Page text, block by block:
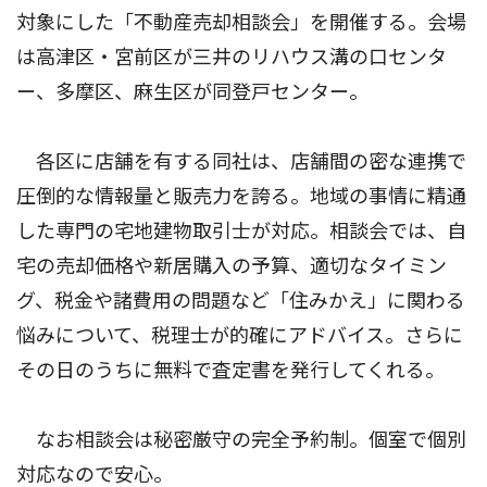
対象にした「不動産売却相談会」を開催する。会場
は高津区・宮前区が三井のリハウス溝の口センタ
ー、多摩区、麻生区が同登戸センター。
各区に店舗を有する同社は、店舗間の密な連携で
圧倒的な情報量と販売力を誇る。地域の事情に精通
した専門の宅地建物取引士が対応。相談会では、自
宅の売却価格や新居購入の予算、適切なタイミン
グ、税金や諸費用の問題など「住みかえ」に関わる
悩みについて、税理士が的確にアドバイス。さらに
その日のうちに無料で査定書を発行してくれる。
なお相談会は秘密厳守の完全予約制。個室で個別
対応なので安心。